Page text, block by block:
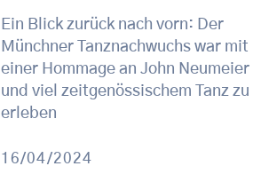
Ein Blick zurück nach vorn: Der
Münchner Tanznachwuchs war mit
einer Hommage an John Neumeier
und viel zeitgenössischem Tanz zu
erleben
16/04/2024